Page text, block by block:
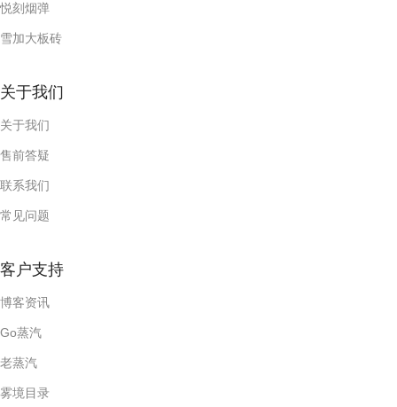
悦刻烟弹
雪加大板砖
关于我们
关于我们
售前答疑
联系我们
常见问题
客户支持
博客资讯
Go蒸汽
老蒸汽
雾境目录